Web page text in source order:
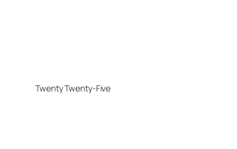
Twenty Twenty-Five